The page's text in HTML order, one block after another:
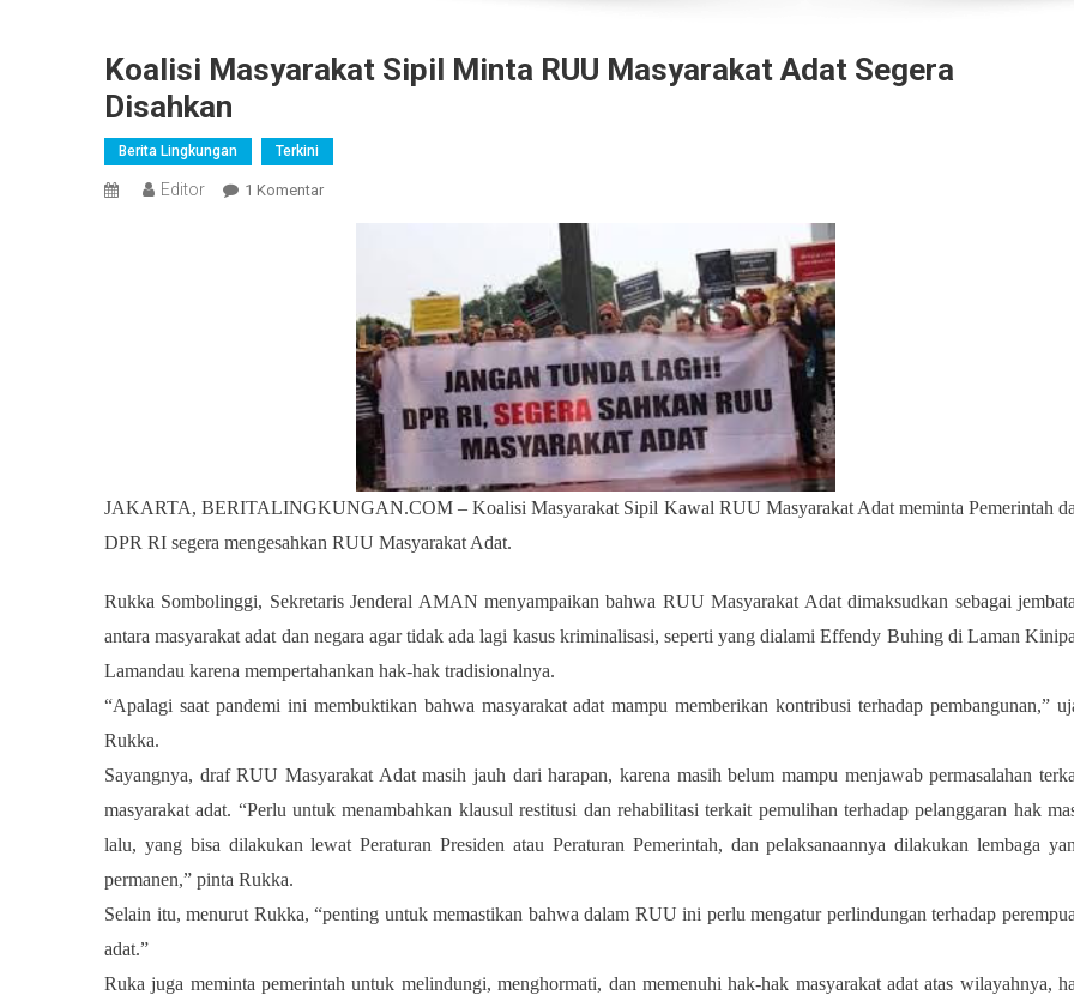
Koalisi Masyarakat Sipil Minta RUU Masyarakat Adat Segera
Disahkan
Berita Lingkungan Terkini
Editor 1 KomentarPada
Masyarakat
Segera
Disahkan
JAKARTA, BERITALINGKUNGAN.COM – Koalisi Masyarakat Sipil Kawal RUU Masyarakat Adat meminta Pemerintah
DPR RI segera mengesahkan RUU Masyarakat Adat.
Rukka Sombolinggi, Sekretaris Jenderal AMAN menyampaikan bahwa RUU Masyarakat Adat dimaksudkan sebagai
antara masyarakat adat dan negara agar tidak ada lagi kasus kriminalisasi, seperti yang dialami Effendy Buhing di Laman
Lamandau karena mempertahankan hak-hak tradisionalnya.
“Apalagi saat pandemi ini membuktikan bahwa masyarakat adat mampu memberikan kontribusi terhadap pembangunan,”
Rukka.
Sayangnya, draf RUU Masyarakat Adat masih jauh dari harapan, karena masih belum mampu menjawab permasalahan
masyarakat adat. “Perlu untuk menambahkan klausul restitusi dan rehabilitasi terkait pemulihan terhadap pelanggaran hak
lalu, yang bisa dilakukan lewat Peraturan Presiden atau Peraturan Pemerintah, dan pelaksanaannya dilakukan lembaga
permanen,” pinta Rukka.
Selain itu, menurut Rukka, “penting untuk memastikan bahwa dalam RUU ini perlu mengatur perlindungan terhadap
adat.”
Ruka juga meminta pemerintah untuk melindungi, menghormati, dan memenuhi hak-hak masyarakat adat atas wilayahnya,